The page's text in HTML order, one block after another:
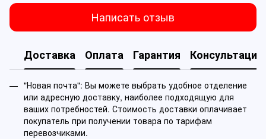
Написать отзыв
Доставка Оплата Гарантия Консультация
"Новая почта": Вы можете выбрать удобное отделение
или адресную доставку, наиболее подходящую для
ваших потребностей. Стоимость доставки оплачивает
покупатель при получении товара по тарифам
перевозчиками.